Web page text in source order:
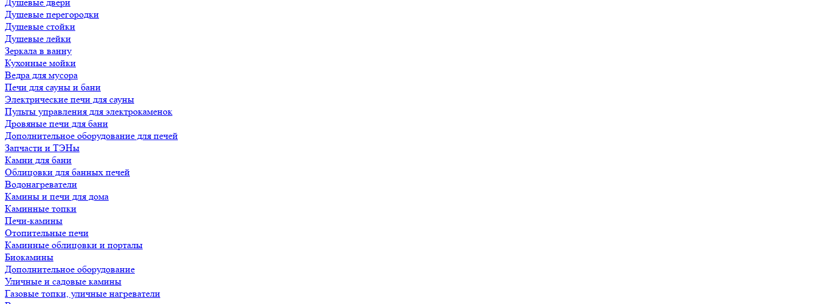
Душевые перегородки
Душевые стойки
Душевые лейки
Зеркала в ванну
Кухонные мойки
Ведра для мусора
Печи для сауны и бани
Электрические печи для сауны
Пульты управления для электрокаменок
Дровяные печи для бани
Дополнительное оборудование для печей
Запчасти и ТЭНы
Камни для бани
Облицовки для банных печей
Водонагреватели
Камины и печи для дома
Каминные топки
Печи-камины
Отопительные печи
Каминные облицовки и порталы
Биокамины
Дополнительное оборудование
Уличные и садовые камины
Газовые топки, уличные нагреватели